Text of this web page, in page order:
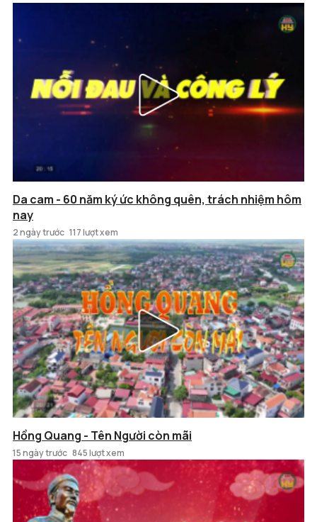
Da cam - 60 năm ký ức không quên, trách nhiệm hôm
nay
2 ngày trước 117 lượt xem
Hồng Quang - Tên Người còn mãi
15 ngày trước 845 lượt xem